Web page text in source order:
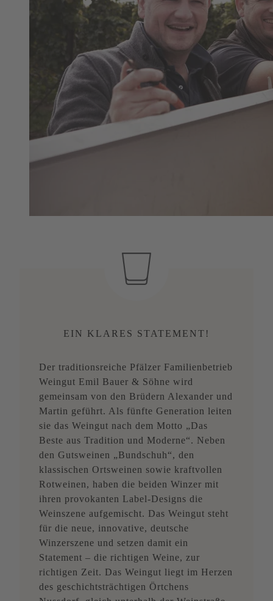
EIN KLARES STATEMENT!
Der traditionsreiche Pfälzer Familienbetrieb
Weingut Emil Bauer & Söhne wird
gemeinsam von den Brüdern Alexander und
Martin geführt. Als fünfte Generation leiten
sie das Weingut nach dem Motto „Das
Beste aus Tradition und Moderne“. Neben
den Gutsweinen „Bundschuh“, den
klassischen Ortsweinen sowie kraftvollen
Rotweinen, haben die beiden Winzer mit
ihren provokanten Label-Designs die
Weinszene aufgemischt. Das Weingut steht
für die neue, innovative, deutsche
Winzerszene und setzen damit ein
Statement – die richtigen Weine, zur
richtigen Zeit. Das Weingut liegt im Herzen
des geschichtsträchtigen Örtchens